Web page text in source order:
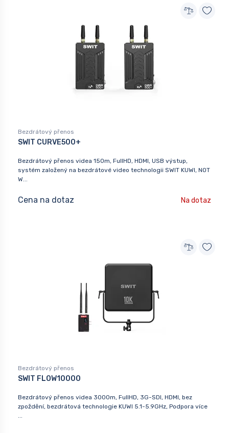
Bezdrátový přenos
SWIT CURVE500+
Bezdrátový přenos videa 150m, FullHD, HDMI, USB výstup,
systém založený na bezdrátové video technologii SWIT KUWI, NOT
W...
Cena na dotaz Na dotaz
Bezdrátový přenos
SWIT FLOW10000
Bezdrátový přenos videa 3000m, FullHD, 3G-SDI, HDMI, bez
zpoždění, bezdrátová technologie KUWI 5.1-5.9GHz, Podpora více
...